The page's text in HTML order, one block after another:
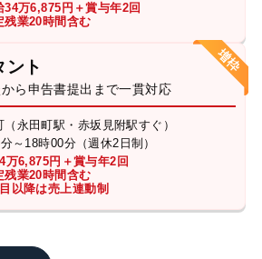
34万6,875円＋賞与年2回
業20時間含む
ント
ら申告書提出まで一貫対応
（永田町駅・赤坂見附駅すぐ）
～18時00分（週休2日制）
万6,875円＋賞与年2回
業20時間含む
以降は売上連動制